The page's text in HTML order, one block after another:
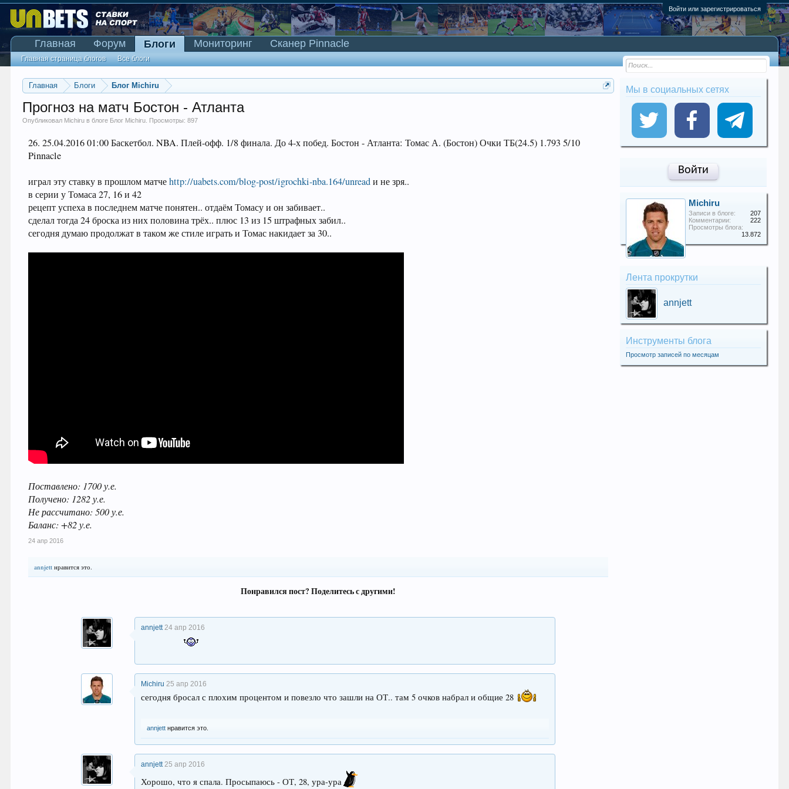
Войти или зарегистрироваться
Главная Блоги Блог Michiru
Прогноз на матч Бостон - Атланта
Опубликовал Michiru в блоге Блог Michiru . Просмотры: 897
26. 25.04.2016 01:00 Баскетбол. NBA. Плей-офф. 1/8 финала. До 4-х побед. Бостон - Атланта: Томас А. (Бостон) Очки ТБ(24.5) 1.793 5/10
Pinnacle
играл эту ставку в прошлом матчеhttp://uabets.com/blog-post/igrochki-nba.164/unreadи не зря..
в серии у Томаса 27, 16 и 42
рецепт успеха в последнем матче понятен.. отдаём Томасу и он забивает..
сделал тогда 24 броска из них половина трёх.. плюс 13 из 15 штрафных забил..
сегодня думаю продолжат в таком же стиле играть и Томас накидает за 30..
Поставлено: 1700 у.е.
Получено: 1282 у.е.
Не рассчитано: 500 у.е.
Баланс: +82 у.е.
24 апр 2016
annjett нравится это.
Понравился пост? Поделитесь с другими!
annjett 24 апр 2016
Michiru 25 апр 2016
сегодня бросал с плохим процентом и повезло что зашли на ОТ.. там 5 очков набрал и общие 28
annjett нравится это.
annjett 25 апр 2016
Хорошо, что я спала. Просыпаюсь - ОТ, 28, ура-ура
Мы в социальных сетях
Войти
Michiru
Записи в блоге:
207
Комментарии:
222
Просмотры блога:
13.872
Лента прокрутки
annjett
Инструменты блога
Просмотр записей по месяцам
Главная Форум Блоги
Главная страница блогов Все блоги
Мониторинг Сканер Pinnacle